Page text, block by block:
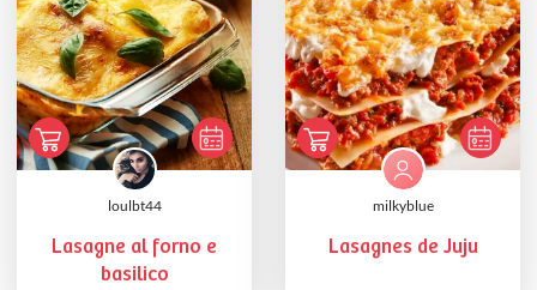
loulbt44
Lasagne al forno e
basilico
milkyblue
Lasagnes de Juju